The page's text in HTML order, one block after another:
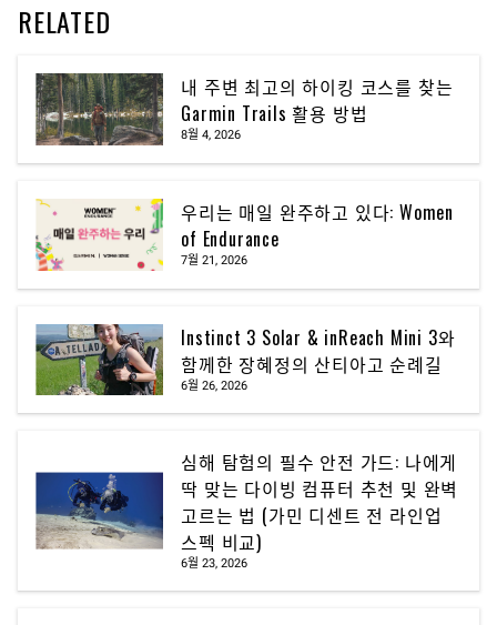
RELATED
내 주변 최고의 하이킹 코스를 찾는
Garmin Trails 활용 방법
8월 4, 2026
우리는 매일 완주하고 있다: Women
of Endurance
7월 21, 2026
Instinct 3 Solar & inReach Mini 3와
함께한 장혜정의 산티아고 순례길
6월 26, 2026
심해 탐험의 필수 안전 가드: 나에게
딱 맞는 다이빙 컴퓨터 추천 및 완벽
고르는 법 (가민 디센트 전 라인업
스펙 비교)
6월 23, 2026